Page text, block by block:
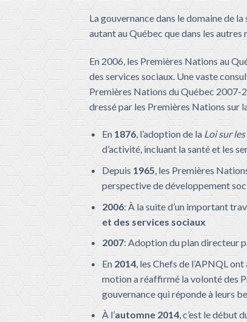
La gouvernance dans le domaine de
autant au Québec que dans les
En 2006, les Premières Nations au
des services sociaux. Une vaste
Premières Nations du Québec 2007-
dressé par les Premières Nations sur
En1876, l’adoption de laLoi sur
d’activité, incluant la santé et les
Depuis1965, les Premières
perspective de développement
2006: À la suite d’un important
et des services sociaux
2007: Adoption du plan directeur
En 2014, les Chefs de l’APNQL
motion a réaffirmé la volonté des
gouvernance qui réponde à leurs
À l’automne 2014, c’est le début